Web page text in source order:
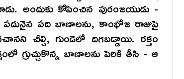
కోపించిన పురంజయుడు -
పదునైన పది బాణాలను, కాంభోజ రాజుపై
చీల్చి, గుండెలో దిగబడ్డాయి. రక్తం
గ్రుచ్చుకొన్న బాణాలను పెరికి తీసి - ఆ